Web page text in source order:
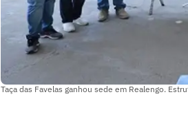
Taça das Favelas ganhou sede em Realengo.